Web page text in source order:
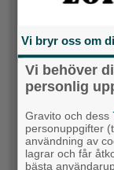
Moderaterna
Miljöpartiet
Vi bryr oss om
Vi behöver
personlig
Gravito och dess
personuppgifter
användning av
lagrar och får
bästa